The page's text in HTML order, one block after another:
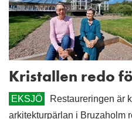
Kristallen redo
EKSJÖ
Restaureringen är
arkitekturpärlan i Bruzaholm